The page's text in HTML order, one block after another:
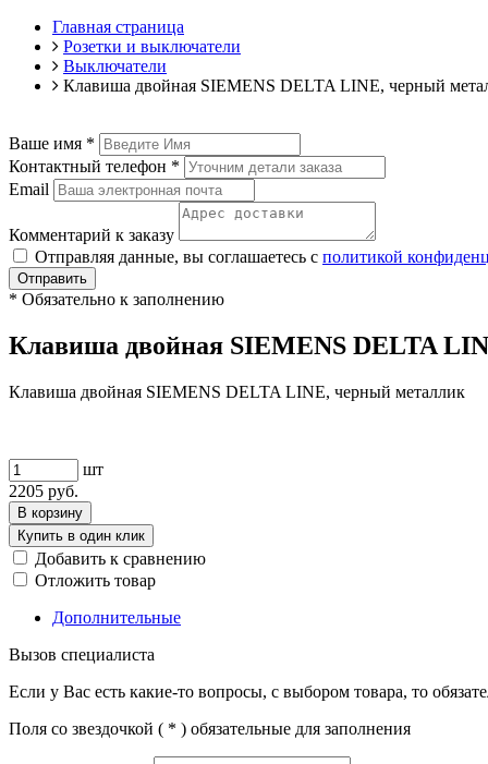
Главная страница
Розетки и выключатели
Выключатели
Клавиша двойная SIEMENS DELTA LINE, черный
Ваше имя *
Контактный телефон *
Email
Комментарий к заказу
Отправляя данные, вы соглашаетесь с политикой
Отправить
* Обязательно к заполнению
Клавиша двойная SIEMENS DELTA
Клавиша двойная SIEMENS DELTA LINE, черный металлик
шт
2205 руб.
В корзину
Купить в один клик
Добавить к сравнению
Отложить товар
Дополнительные
Вызов специалиста
Если у Вас есть какие-то вопросы, с выбором товара, то
Поля со звездочкой ( * ) обязательные для заполнения